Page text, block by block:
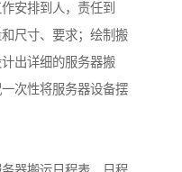
安排到人，责任到
尺寸、要求；绘制搬
出详细的服务器搬
次性将服务器设备摆